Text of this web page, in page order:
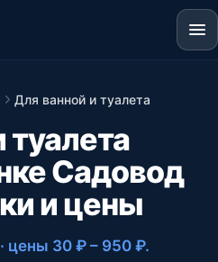
Для ванной и туалета
туалета
Садовод
и цены
· цены 30 ₽ – 950 ₽.